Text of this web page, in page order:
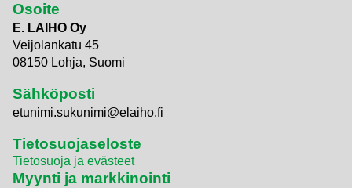
Osoite
E. LAIHO Oy
Veijolankatu 45
08150 Lohja, Suomi
Sähköposti
etunimi.sukunimi@elaiho.fi
Tietosuojaseloste
Tietosuoja ja evästeet
Myynti ja markkinointi